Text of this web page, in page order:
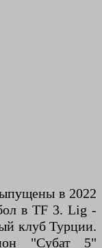
в 2022
в TF 3. Lig -
клуб Турции.
"Субат 5"